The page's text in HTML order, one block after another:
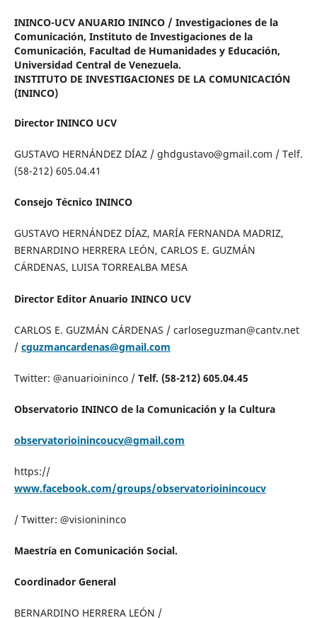
ININCO-UCV ANUARIO ININCO / Investigaciones de la
Comunicación, Instituto de Investigaciones de la
Comunicación, Facultad de Humanidades y Educación,
Universidad Central de Venezuela.
INSTITUTO DE INVESTIGACIONES DE LA COMUNICACIÓN
(ININCO)
Director ININCO UCV
GUSTAVO HERNÁNDEZ DÍAZ / ghdgustavo@gmail.com / Telf.
(58-212) 605.04.41
Consejo Técnico ININCO
GUSTAVO HERNÁNDEZ DÍAZ, MARÍA FERNANDA MADRIZ,
BERNARDINO HERRERA LEÓN, CARLOS E. GUZMÁN
CÁRDENAS, LUISA TORREALBA MESA
Director Editor Anuario ININCO UCV
CARLOS E. GUZMÁN CÁRDENAS / carloseguzman@cantv.net
/ cguzmancardenas@gmail.com
Twitter: @anuarioininco / Telf. (58-212) 605.04.45
Observatorio ININCO de la Comunicación y la Cultura
observatorioinincoucv@gmail.com
https://
www.facebook.com/groups/observatorioinincoucv
/ Twitter: @visionininco
Maestría en Comunicación Social.
Coordinador General
BERNARDINO HERRERA LEÓN /